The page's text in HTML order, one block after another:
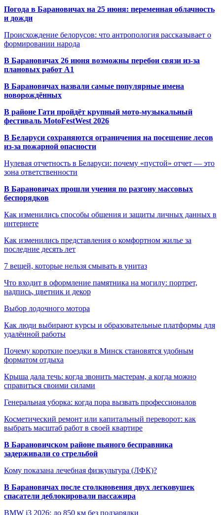
Погода в Барановичах на 25 июня: переменная облачность
и дожди
Происхождение белорусов: что антропология рассказывает о
формировании народа
В Барановичах 26 июня возможны перебои связи из-за
плановых работ A1
В Барановичах назвали самые популярные имена
новорождённых
В районе Гати пройдёт крупный мото-музыкальный
фестиваль MotoFestWest 2026
В Беларуси сохраняются ограничения на посещение лесов
из-за пожарной опасности
Нулевая отчетность в Беларуси: почему «пустой» отчет — это
зона ответственности
В Барановичах прошли учения по разгону массовых
беспорядков
Как изменились способы общения и защиты личных данных в
интернете
Как изменились представления о комфортном жилье за
последние десять лет
7 вещей, которые нельзя смывать в унитаз
Что входит в оформление памятника на могилу: портрет,
надпись, цветник и декор
Выбор лодочного мотора
Как люди выбирают курсы и образовательные платформы для
удалённой работы
Почему короткие поездки в Минск становятся удобным
форматом отдыха
Крыша дала течь: когда звонить мастерам, а когда можно
справиться своими силами
Генеральная уборка: когда пора вызвать профессионалов
Косметический ремонт или капитальный переворот: как
выбрать масштаб работ в своей квартире
В Барановичском районе пьяного бесправника
задерживали со стрельбой
Кому показана лечебная физкультура (ЛФК)?
В Барановичах после столкновения двух легковушек
спасатели деблокировали пассажира
BMW i3 2026: до 850 км без подзарядки